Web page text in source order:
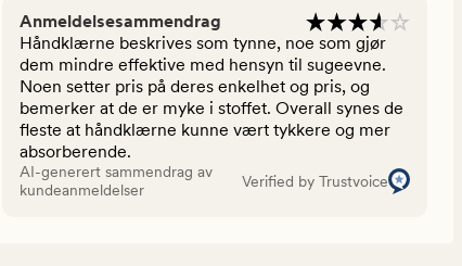
Anmeldelsesammendrag
Håndklærne beskrives som tynne, noe som gjør
dem mindre effektive med hensyn til sugeevne.
Noen setter pris på deres enkelhet og pris, og
bemerker at de er myke i stoffet. Overall synes de
fleste at håndklærne kunne vært tykkere og mer
absorberende.
AI-generert sammendrag av
kundeanmeldelser
Verified by Trustvoice